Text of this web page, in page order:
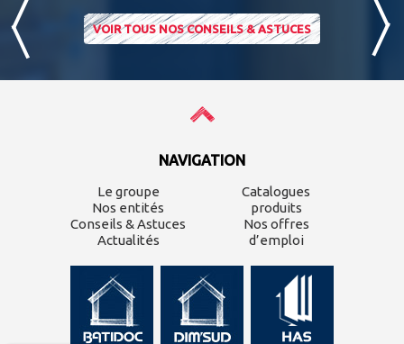
VOIR TOUS NOS CONSEILS & ASTUCES
NAVIGATION
Le groupe
Nos entités
Conseils & Astuces
Actualités
Catalogues
produits
Nos offres
d’emploi